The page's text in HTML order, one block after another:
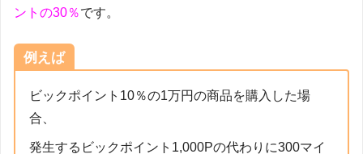
ントの30％です。
例えば
ビックポイント10％の1万円の商品を購入した場
合、
発生するビックポイント1,000Pの代わりに300マイ